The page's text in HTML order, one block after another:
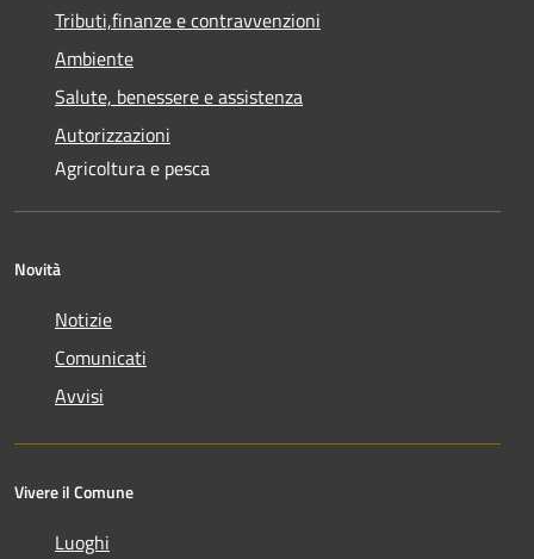
Tributi,finanze e contravvenzioni
Ambiente
Salute, benessere e assistenza
Autorizzazioni
Agricoltura e pesca
Novità
Notizie
Comunicati
Avvisi
Vivere il Comune
Luoghi